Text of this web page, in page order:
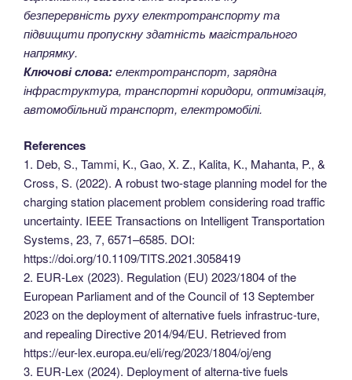
безперервність руху електротранспорту та
підвищити пропускну здатність магістрального
напрямку.
Ключові слова:електротранспорт, зарядна
інфраструктура, транспортні коридори, оптимізація,
автомобільний транспорт, електромобілі.
References
1. Deb, S., Tammi, K., Gao, X. Z., Kalita, K., Mahanta, P., &
Cross, S. (2022). A robust two-stage planning model for the
charging station placement problem considering road traffic
uncertainty. IEEE Transactions on Intelligent Transportation
Systems, 23, 7, 6571–6585. DOI:
https://doi.org/10.1109/TITS.2021.3058419
2. EUR-Lex (2023). Regulation (EU) 2023/1804 of the
European Parliament and of the Council of 13 September
2023 on the deployment of alternative fuels infrastruc-ture,
and repealing Directive 2014/94/EU. Retrieved from
https://eur-lex.europa.eu/eli/reg/2023/1804/oj/eng
3. EUR-Lex (2024). Deployment of alterna-tive fuels